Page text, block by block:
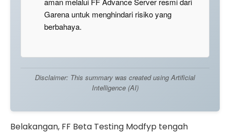
Garena untuk menghindari risiko yang
berbahaya.
Disclaimer: This summary was created using Artificial
Intelligence (AI)
Belakangan, FF Beta Testing Modfyp tengah